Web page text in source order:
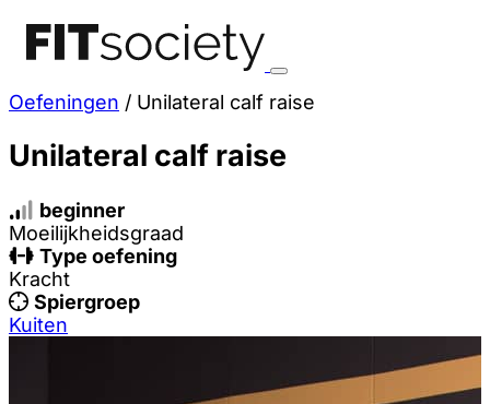
Oefeningen / Unilateral calf raise
Unilateral calf raise
beginner
Moeilijkheidsgraad
Type oefening
Kracht
Spiergroep
Kuiten